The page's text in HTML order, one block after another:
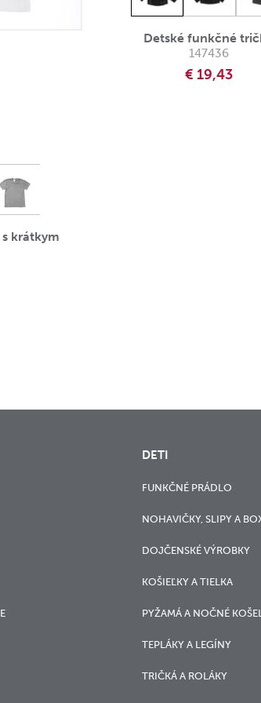
krátkym
Detské funkčné
147436
€ 19,43
DETI
FUNKČNÉ PRÁDLO
NOHAVIČKY, SLIPY A
DOJČENSKÉ VÝROBKY
KOŠIEĽKY A TIELKA
PYŽAMÁ A NOČNÉ
TEPLÁKY A LEGÍNY
TRIČKÁ A ROLÁKY